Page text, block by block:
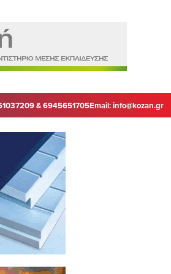
& 6945651705Email:info@kozan.gr